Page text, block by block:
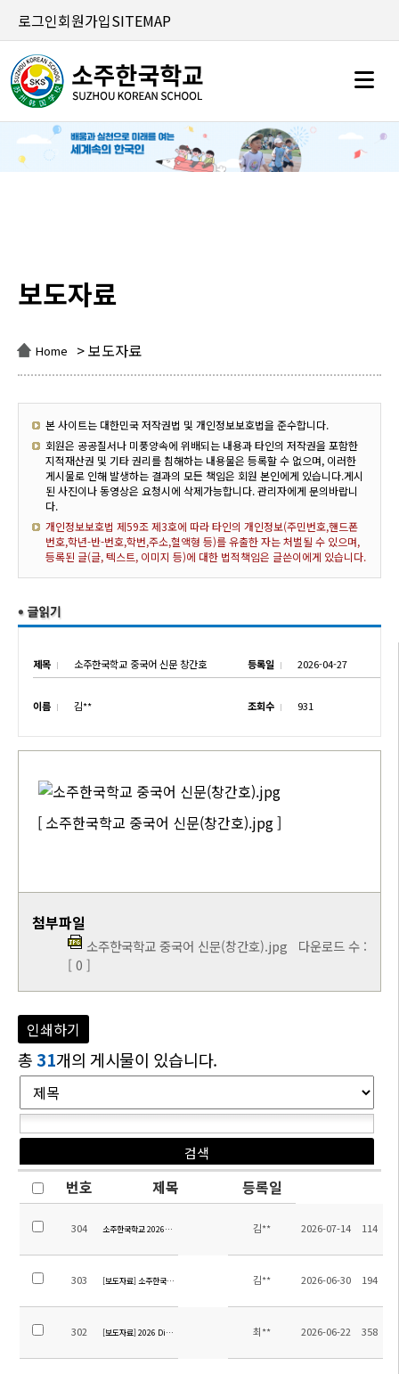
로그인회원가입SITEMAP
보도자료
Home > 보도자료
본 사이트는 대한민국 저작권법 및 개인정보보호법을 준수합니다.
회원은 공공질서나 미풍양속에 위배되는 내용과 타인의 저작권을 포함한
지적재산권 및 기타 권리를 침해하는 내용물은 등록할 수 없으며, 이러한
게시물로 인해 발생하는 결과의 모든 책임은 회원 본인에게 있습니다.게시
된 사진이나 동영상은 요청시에 삭제가능합니다. 관리자에게 문의바랍니
다.
개인정보보호법 제59조 제3호에 따라 타인의 개인정보(주민번호,핸드폰
번호,학년-반-번호,학번,주소,혈액형 등)를 유출한 자는 처벌될 수 있으며,
등록된 글(글, 텍스트, 이미지 등)에 대한 법적책임은 글쓴이에게 있습니다.
제목 소주한국학교 중국어 신문 창간호 등록일 2026-04-27
이름 김** 조회수 931
[ 소주한국학교 중국어 신문(창간호).jpg ]
첨부파일
소주한국학교 중국어 신문(창간호).jpg 다운로드 수 :
[ 0 ]
인쇄하기
총 31개의 게시물이 있습니다.
번호 제목 등록일
304 소주한국학교 2026학년도 1학기 다담뉴스 발행 김** 2026-07-14 114
303 [보도자료] 소주한국학교 2026학년도 출정식- 12학년의 출발을 함께 응원하다.
김** 2026-06-30 194
302 [보도자료] 2026 Digital & Science Week' 소주한국학교 초등기사
최** 2026-06-22 358